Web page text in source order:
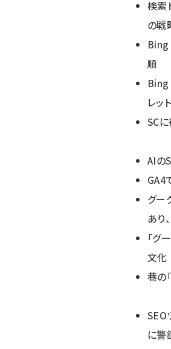
検索
の戦
Bing
順
Bing
レット
SC
AIの
GA4
グー
あり
「グ
文化
巷の
SEO
に警